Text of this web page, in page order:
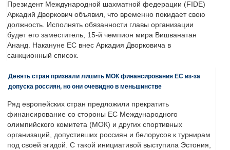
Президент Международной шахматной федерации (FIDE)
Аркадий Дворкович объявил, что временно покидает свою
должность. Исполнять обязанности главы организации
будет его заместитель, 15-й чемпион мира Вишванатан
Ананд. Накануне ЕС внес Аркадия Дворковича в
санкционный список.
Девять стран призвали лишить МОК финансирования ЕС из-за
допуска россиян, но они очевидно в меньшинстве
Ряд европейских стран предложили прекратить
финансирование со стороны ЕС Международного
олимпийского комитета (МОК) и других спортивных
организаций, допустивших россиян и белорусов к турнирам
под своей эгидой. С такой инициативой выступила Эстония,